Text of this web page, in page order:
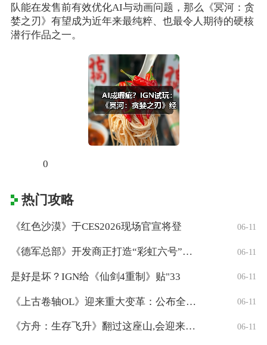
队能在发售前有效优化AI与动画问题，那么《冥河：贪
婪之刃》有望成为近年来最纯粹、也最令人期待的硬核
潜行作品之一。
0
热门攻略
《红色沙漠》于CES2026现场官宣将登 06-11
《德军总部》开发商正打造“彩虹六号”风格 06-11
是好是坏？IGN给《仙剑4重制》贴"33 06-11
《上古卷轴OL》迎来重大变革：公布全新「 06-11
《方舟：生存飞升》翻过这座山,会迎来真正 06-11